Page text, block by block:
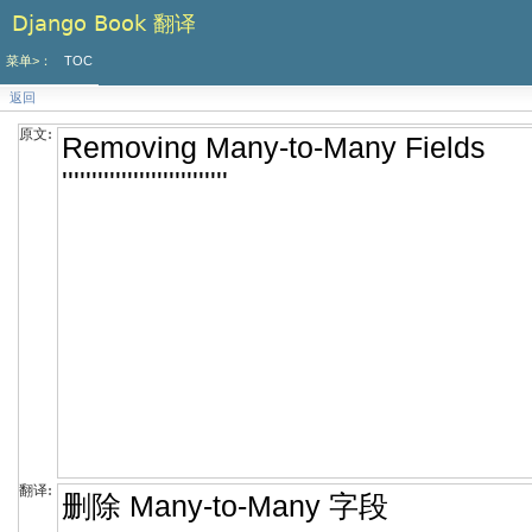
Django Book 翻译
菜单>： TOC
返回
原文:
翻译: